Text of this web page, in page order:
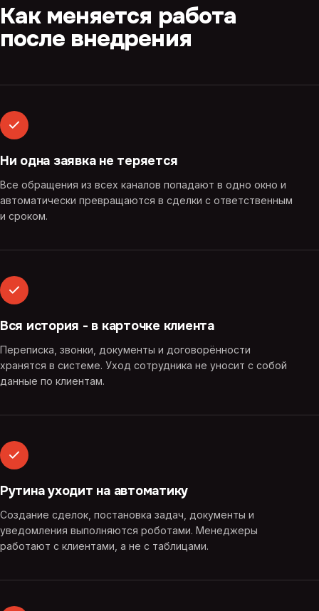
Как меняется работа
после внедрения
Ни одна заявка не теряется
Все обращения из всех каналов попадают в одно окно и
автоматически превращаются в сделки с ответственным
и сроком.
Вся история - в карточке клиента
Переписка, звонки, документы и договорённости
хранятся в системе. Уход сотрудника не уносит с собой
данные по клиентам.
Рутина уходит на автоматику
Создание сделок, постановка задач, документы и
уведомления выполняются роботами. Менеджеры
работают с клиентами, а не с таблицами.